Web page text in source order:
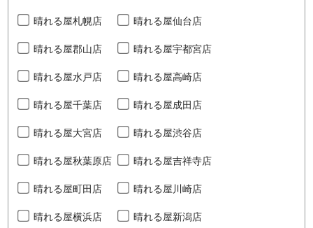
晴れる屋札幌店 晴れる屋仙台店
晴れる屋郡山店 晴れる屋宇都宮店
晴れる屋水戸店 晴れる屋高崎店
晴れる屋千葉店 晴れる屋成田店
晴れる屋大宮店 晴れる屋渋谷店
晴れる屋秋葉原店 晴れる屋吉祥寺店
晴れる屋町田店 晴れる屋川崎店
晴れる屋横浜店 晴れる屋新潟店